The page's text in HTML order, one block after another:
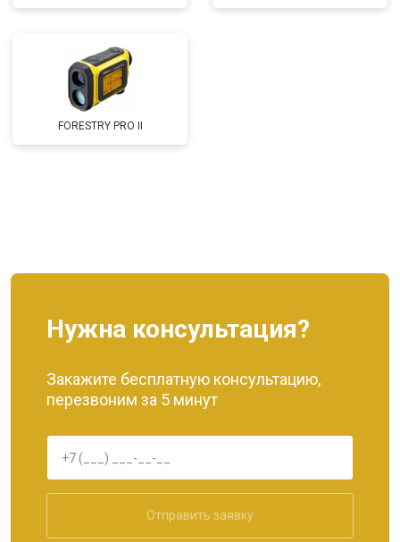
FORESTRY PRO II
Нужна консультация?
Закажите бесплатную консультацию,
перезвоним за 5 минут
Отправить заявку